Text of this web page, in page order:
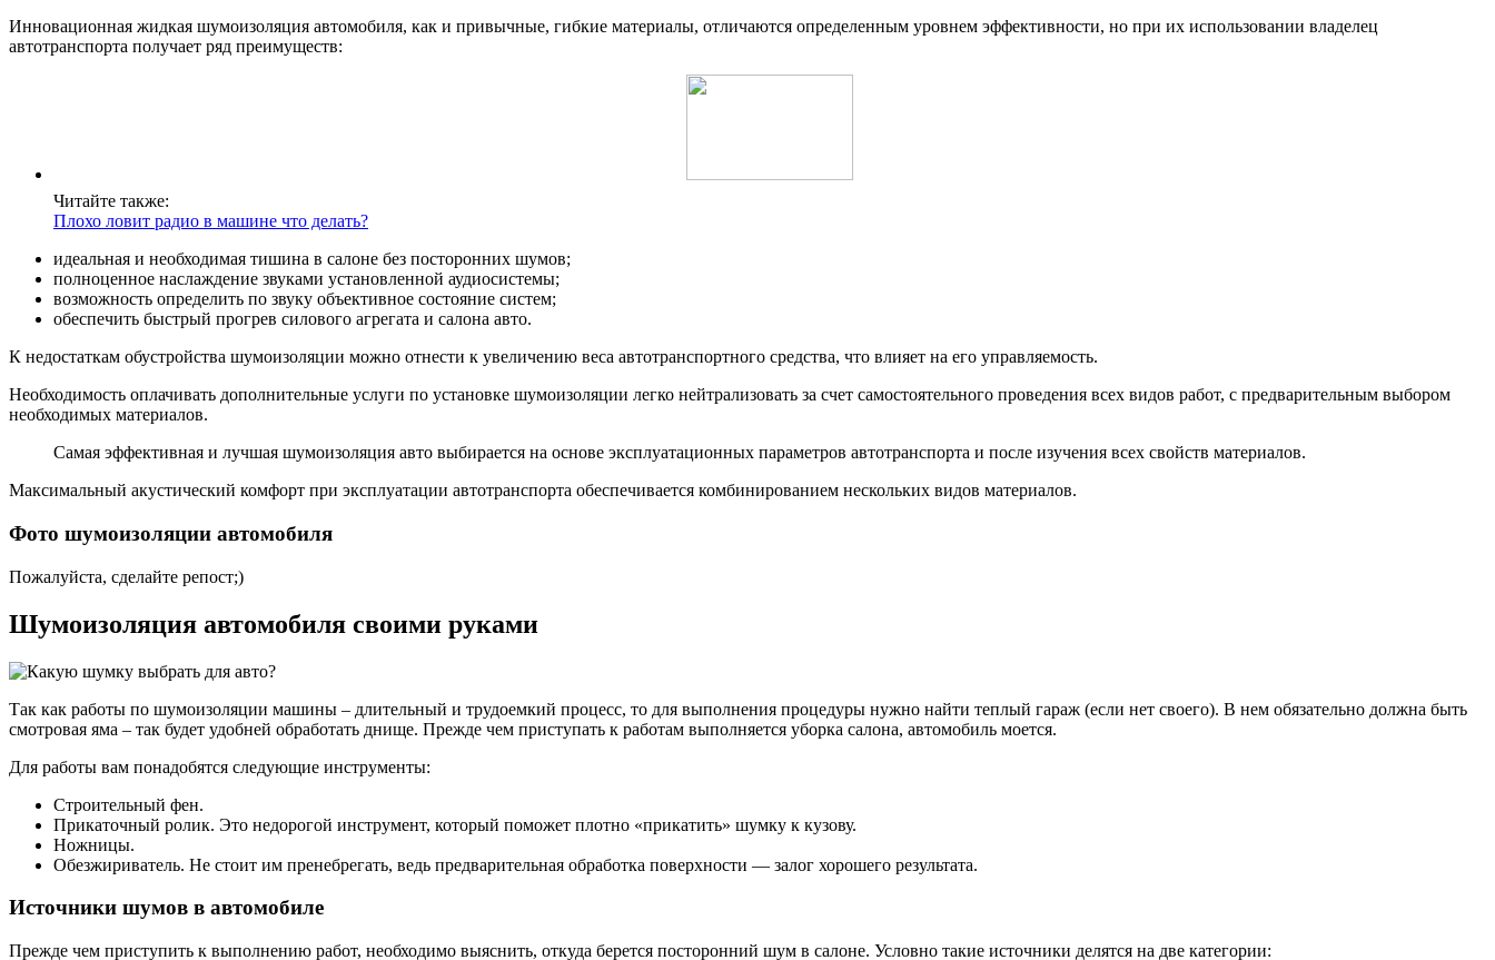
Инновационная жидкая шумоизоляция автомобиля, как и привычные, гибкие материалы, отличаются определенным уровнем эффективности, но при их использовании владелец
автотранспорта получает ряд преимуществ:
Читайте также:
Плохо ловит радио в машине что делать?
идеальная и необходимая тишина в салоне без посторонних шумов;
полноценное наслаждение звуками установленной аудиосистемы;
возможность определить по звуку объективное состояние систем;
обеспечить быстрый прогрев силового агрегата и салона авто.
К недостаткам обустройства шумоизоляции можно отнести к увеличению веса автотранспортного средства, что влияет на его управляемость.
Необходимость оплачивать дополнительные услуги по установке шумоизоляции легко нейтрализовать за счет самостоятельного проведения всех видов работ, с предварительным выбором
необходимых материалов.
Самая эффективная и лучшая шумоизоляция авто выбирается на основе эксплуатационных параметров автотранспорта и после изучения всех свойств материалов.
Максимальный акустический комфорт при эксплуатации автотранспорта обеспечивается комбинированием нескольких видов материалов.
Фото шумоизоляции автомобиля
Пожалуйста, сделайте репост;)
Шумоизоляция автомобиля своими руками
Так как работы по шумоизоляции машины – длительный и трудоемкий процесс, то для выполнения процедуры нужно найти теплый гараж (если нет своего). В нем обязательно должна быть
смотровая яма – так будет удобней обработать днище. Прежде чем приступать к работам выполняется уборка салона, автомобиль моется.
Для работы вам понадобятся следующие инструменты:
Строительный фен.
Прикаточный ролик. Это недорогой инструмент, который поможет плотно «прикатить» шумку к кузову.
Ножницы.
Обезжириватель. Не стоит им пренебрегать, ведь предварительная обработка поверхности — залог хорошего результата.
Источники шумов в автомобиле
Прежде чем приступить к выполнению работ, необходимо выяснить, откуда берется посторонний шум в салоне. Условно такие источники делятся на две категории: